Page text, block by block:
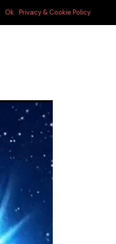
Ok Privacy & Cookie Policy